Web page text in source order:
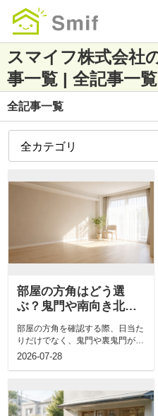
スマイフ株式会社
事一覧 | 全記事一覧
全記事一覧
部屋の方角はどう選
ぶ？鬼門や南向き北向
説
部屋の方角を確認する際、日当た
りだけでなく、鬼門や裏鬼門が気
になる方もいるのではないでしょ
2026-07-28